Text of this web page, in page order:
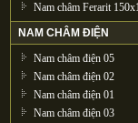
Nam châm Ferarit
NAM CHÂM ĐIỆN
Nam châm điện 05
Nam châm điện 02
Nam châm điện 01
Nam châm điện 03